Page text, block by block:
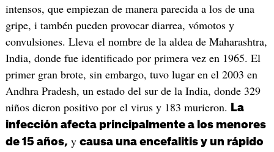
intensos, que empiezan de manera parecida a los de una
gripe, i tambén pueden provocar diarrea, vómotos y
convulsiones. Lleva el nombre de la aldea de Maharashtra,
India, donde fue identificado por primera vez en 1965. El
primer gran brote, sin embargo, tuvo lugar en el 2003 en
Andhra Pradesh, un estado del sur de la India, donde 329
niños dieron positivo por el virus y 183 murieron.
La
infección afecta principalmente a los menores
de 15 años, y causa una encefalitis y un rápido